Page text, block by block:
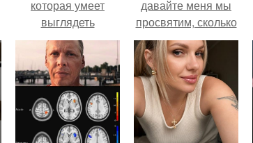
которая умеет
выглядеть
привлекательно и
элегантно в любои
ситуации.
давайте меня мы
просвятим, сколько
весит по кг.